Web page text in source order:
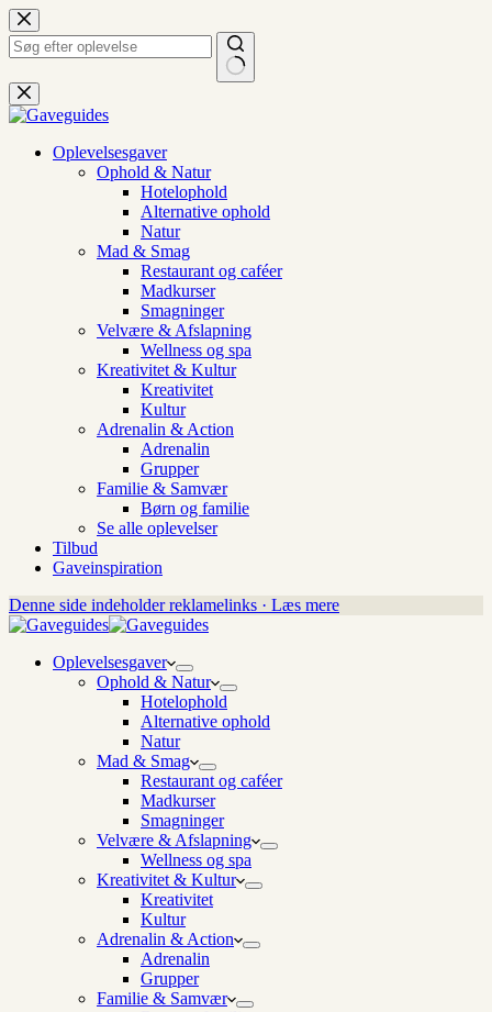
Fortsæt
til
indhold
Ingen
resultater
Oplevelsesgaver
Ophold & Natur
Hotelophold
Alternative ophold
Natur
Mad & Smag
Restaurant og caféer
Madkurser
Smagninger
Velvære & Afslapning
Wellness og spa
Kreativitet & Kultur
Kreativitet
Kultur
Adrenalin & Action
Adrenalin
Grupper
Familie & Samvær
Børn og familie
Se alle oplevelser
Tilbud
Gaveinspiration
Denne side indeholder reklamelinks · Læs mere
Oplevelsesgaver
Ophold & Natur
Hotelophold
Alternative ophold
Natur
Mad & Smag
Restaurant og caféer
Madkurser
Smagninger
Velvære & Afslapning
Wellness og spa
Kreativitet & Kultur
Kreativitet
Kultur
Adrenalin & Action
Adrenalin
Grupper
Familie & Samvær